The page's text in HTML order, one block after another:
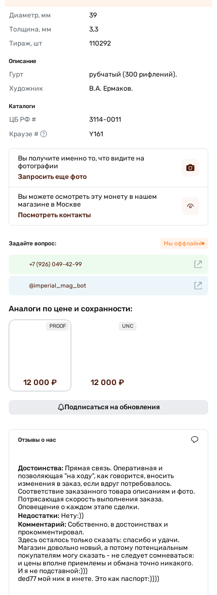
Диаметр, мм
39
Толщина, мм
3,3
Тираж, шт
110292
Описание
Гурт
рубчатый (300 рифлений).
Художник
В.А. Ермаков.
Каталоги
ЦБ РФ #
3114-0011
Краузе #
Y161
Вы получите именно то, что видите на
фотографии
Запросить еще фото
Вы можете осмотреть эту монету в нашем
магазине в Москве
Посмотреть контакты
Задайте вопрос: Мы оффлайн!
+7 (926) 049-42-99
@imperial_mag_bot
Аналоги по цене и сохранности:
PROOF
12 000 ₽
UNC
12 000 ₽
Подписаться на обновления
Отзывы о нас
Достоинства: Прямая связь. Оперативная и
позволяющая "на ходу", как говорится, вносить
изменения в заказ, если вдруг потребовалось.
Соответствие заказанного товара описаниям и фото.
Потрясающая скорость выполнения заказа.
Оповещение о каждом этапе сделки.
Недостатки: Нету:))
Комментарий: Собственно, в достоинствах и
прокомментировал.
Здесь осталось только сказать: спасибо и удачи.
Магазин довольно новый, а потому потенциальным
покупателям могу сказать - не следует сомневаться:
и цены вполне приемлемы и обмана точно никакого.
И я не подставной:)))
ded77 мой ник в инете. Это как паспорт:))))